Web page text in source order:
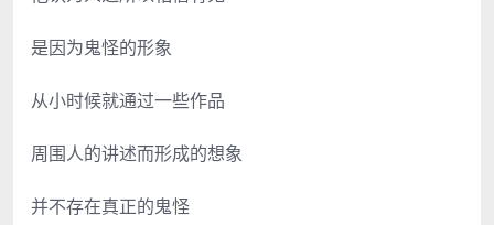
是因为鬼怪的形象
从小时候就通过一些作品
周围人的讲述而形成的想象
并不存在真正的鬼怪